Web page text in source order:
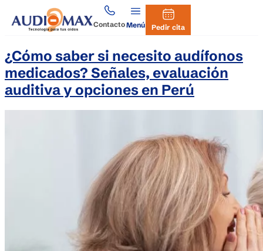
ContactoMenú Pedir cita
¿Cómo saber si necesito audífonos
medicados? Señales, evaluación
auditiva y opciones en Perú